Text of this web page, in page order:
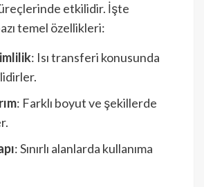
etkilidir. İşte
temel özellikleri:
: Isı transferi konusunda
: Farklı boyut ve şekillerde
: Sınırlı alanlarda kullanıma